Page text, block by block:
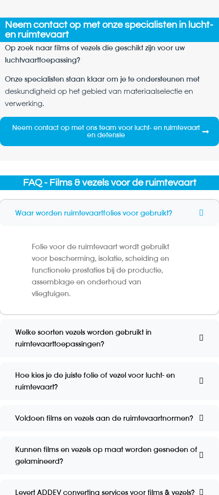
Neem contact op met onze specialisten in lucht-
en ruimtevaart
Op zoek naar films of vezels die geschikt zijn voor uw
luchtvaarttoepassing?
Onze specialisten staan klaar om je te ondersteunen met
deskundigheid op het gebied van materiaalselectie en
verwerking.
Neem contact op met ons team voor lucht- en ruimtevaart
en defensie
FAQ - Films & vezels voor de ruimtevaart
Waar worden ruimtevaartfolies voor gebruikt?
Folie voor de ruimtevaart wordt gebruikt
voor bescherming, isolatie, scheiding en
functionele prestaties bij de productie,
assemblage en onderhoud van
vliegtuigen.
Welke soorten vezels worden gebruikt in
ruimtevaarttoepassingen?
Hoe kies je de juiste folie of vezel voor lucht- en
ruimtevaart?
Voldoen films en vezels aan de ruimtevaartnormen?
Kunnen films en vezels op maat worden gesneden of
gelamineerd?
Levert ADDEV converting services voor films & vezels?